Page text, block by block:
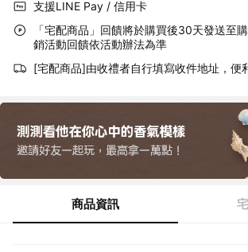
支援LINE Pay / 信用卡
「宅配商品」回饋將於購買後30天發送至
銷活動回饋依活動辦法為準
[宅配商品]由收禮者自行填寫收件地址，便
商品資訊